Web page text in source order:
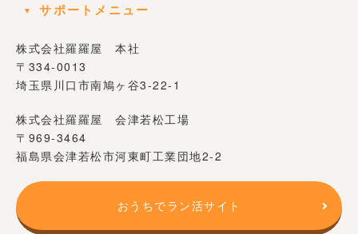
サポートメニュー
株式会社羅羅屋 本社
〒334-0013
埼玉県川口市南鳩ヶ谷3-22-1
株式会社羅羅屋 会津若松工場
〒969-3464
福島県会津若松市河東町工業団地2-2
おうちでラン活サイト